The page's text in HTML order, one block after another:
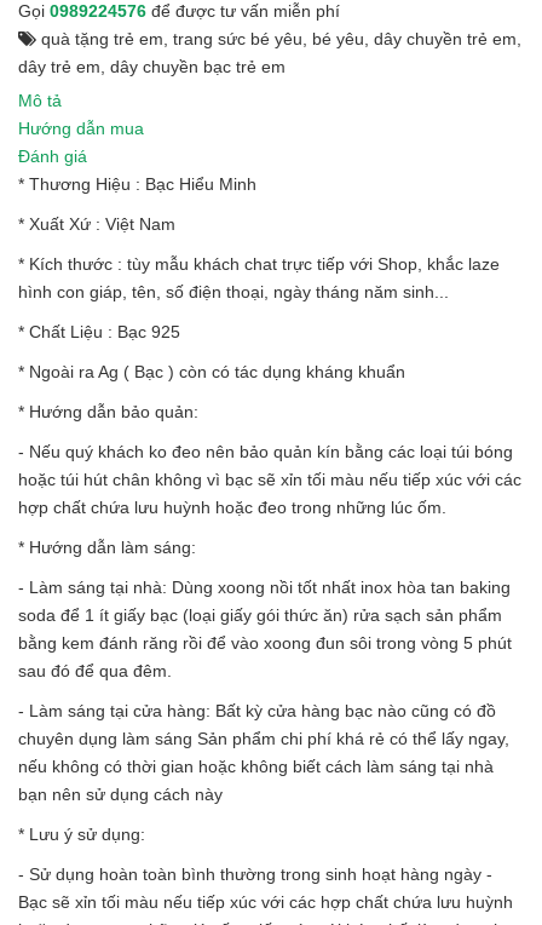
Gọi 0989224576 để được tư vấn miễn phí
quà tặng trẻ em trang sức bé yêu bé yêu dây chuyền trẻ em
dây trẻ em dây chuyền bạc trẻ em
Mô tả
Hướng dẫn mua
Đánh giá
* Thương Hiệu : Bạc Hiểu Minh
* Xuất Xứ : Việt Nam
* Kích thước : tùy mẫu khách chat trực tiếp với Shop, khắc laze
hình con giáp, tên, số điện thoại, ngày tháng năm sinh...
* Chất Liệu : Bạc 925
* Ngoài ra Ag ( Bạc ) còn có tác dụng kháng khuẩn
* Hướng dẫn bảo quản:
- Nếu quý khách ko đeo nên bảo quản kín bằng các loại túi bóng
hoặc túi hút chân không vì bạc sẽ xỉn tối màu nếu tiếp xúc với các
hợp chất chứa lưu huỳnh hoặc đeo trong những lúc ốm.
* Hướng dẫn làm sáng:
- Làm sáng tại nhà: Dùng xoong nồi tốt nhất inox hòa tan baking
soda để 1 ít giấy bạc (loại giấy gói thức ăn) rửa sạch sản phẩm
bằng kem đánh răng rồi để vào xoong đun sôi trong vòng 5 phút
sau đó để qua đêm.
- Làm sáng tại cửa hàng: Bất kỳ cửa hàng bạc nào cũng có đồ
chuyên dụng làm sáng Sản phẩm chi phí khá rẻ có thể lấy ngay,
nếu không có thời gian hoặc không biết cách làm sáng tại nhà
bạn nên sử dụng cách này
* Lưu ý sử dụng:
- Sử dụng hoàn toàn bình thường trong sinh hoạt hàng ngày -
Bạc sẽ xỉn tối màu nếu tiếp xúc với các hợp chất chứa lưu huỳnh